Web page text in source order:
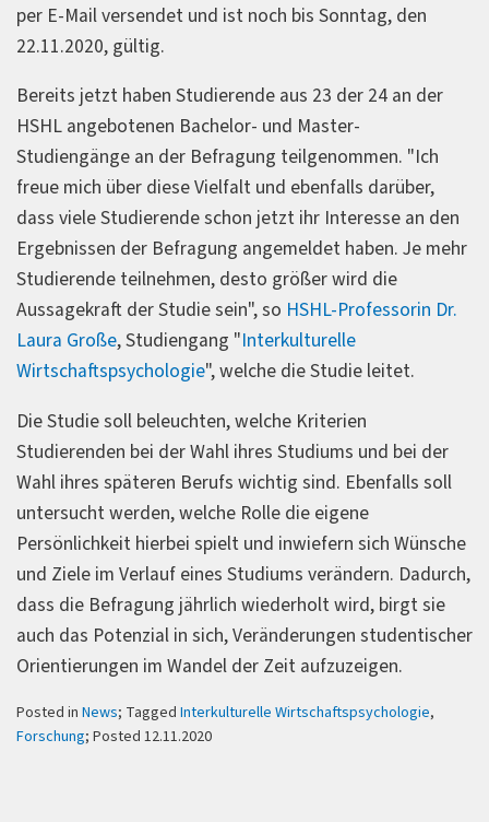
per E-Mail versendet und ist noch bis Sonntag, den
22.11.2020, gültig.
Bereits jetzt haben Studierende aus 23 der 24 an der
HSHL angebotenen Bachelor- und Master-
Studiengänge an der Befragung teilgenommen. "Ich
freue mich über diese Vielfalt und ebenfalls darüber,
dass viele Studierende schon jetzt ihr Interesse an den
Ergebnissen der Befragung angemeldet haben. Je mehr
Studierende teilnehmen, desto größer wird die
Aussagekraft der Studie sein", so HSHL-Professorin Dr.
Laura Große, Studiengang "Interkulturelle
Wirtschaftspsychologie", welche die Studie leitet.
Die Studie soll beleuchten, welche Kriterien
Studierenden bei der Wahl ihres Studiums und bei der
Wahl ihres späteren Berufs wichtig sind. Ebenfalls soll
untersucht werden, welche Rolle die eigene
Persönlichkeit hierbei spielt und inwiefern sich Wünsche
und Ziele im Verlauf eines Studiums verändern. Dadurch,
dass die Befragung jährlich wiederholt wird, birgt sie
auch das Potenzial in sich, Veränderungen studentischer
Orientierungen im Wandel der Zeit aufzuzeigen.
Posted in News; Tagged Interkulturelle Wirtschaftspsychologie,
Forschung; Posted 12.11.2020